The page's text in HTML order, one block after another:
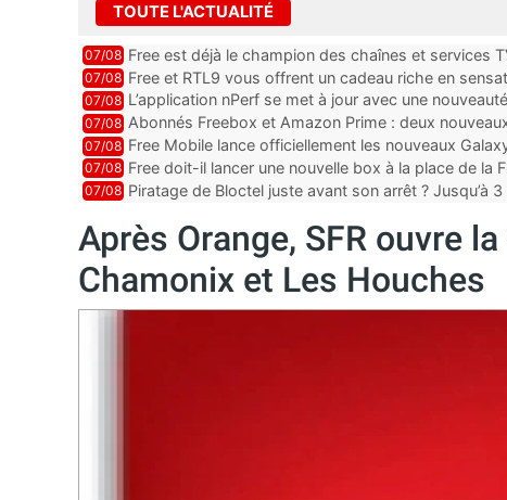
TOUTE L'ACTUALITÉ
07/08 Free est déjà le champion des chaînes et services
encore au moin...
07/08 Free et RTL9 vous offrent un cadeau riche en
l’obtenir
07/08 L’application nPerf se met à jour avec une
Mobile, Orange, SFR ...
07/08 Abonnés Freebox et Amazon Prime : deux
07/08 Free Mobile lance officiellement les nouveaux
des promos et des cadeaux
07/08 Free doit-il lancer une nouvelle box à la place de la
07/08 Piratage de Bloctel juste avant son arrêt ? Jusqu’à
Après Orange, SFR ouvre
Chamonix et Les Houches